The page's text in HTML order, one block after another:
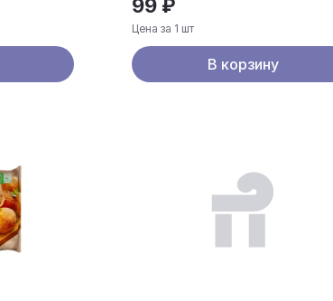
99 ₽
Цена за 1 шт
В корзину